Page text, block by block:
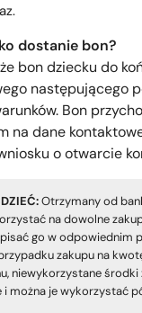
dostanie bon?
bon dziecku do
następującego
Bon
na dane
o otwarcie
Otrzymany od
na dowolne
go w odpowiednim
zakupu na
niewykorzystane środki
i można je wykorzystać